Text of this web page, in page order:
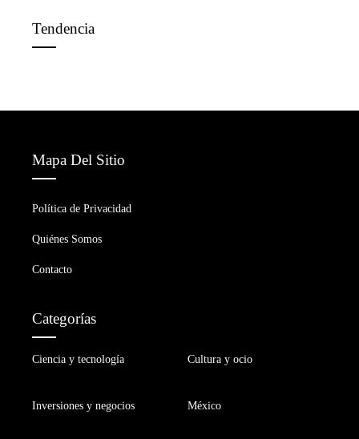
Tendencia
Mapa Del Sitio
Política de Privacidad
Quiénes Somos
Contacto
Categorías
Ciencia y tecnología Cultura y ocio
Inversiones y negocios México